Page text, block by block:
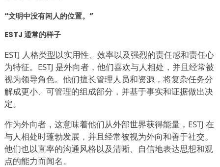
“文明中没有闲人的位置。”
ESTJ 通常的样子
ESTJ 人格类型以实用性、效率以及强烈的责任感和责任心
为特征。ESTJ 是外向者，他们喜欢与人相处，并且经常被
视为领导角色。他们擅长管理人员和资源，将复杂任务分
解成更小、可管理的组成部分，并基于事实和证据做出决
定。
作为外向者，这意味着他们从外部世界获得能量，ESTJ 在
与人相处时蓬勃发展，并且经常被视为外向和善于社交。
他们也以直率的沟通风格以及清晰、自信地表达思想和观
点的能力而闻名。